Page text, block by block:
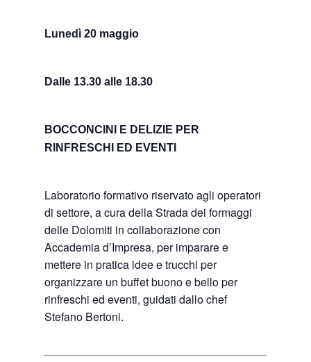
Lunedì 20 maggio
Dalle 13.30 alle 18.30
BOCCONCINI E DELIZIE PER
RINFRESCHI ED EVENTI
Laboratorio formativo riservato agli operatori
di settore, a cura della Strada dei formaggi
delle Dolomiti in collaborazione con
Accademia d’Impresa, per imparare e
mettere in pratica idee e trucchi per
organizzare un buffet buono e bello per
rinfreschi ed eventi, guidati dallo chef
Stefano Bertoni.